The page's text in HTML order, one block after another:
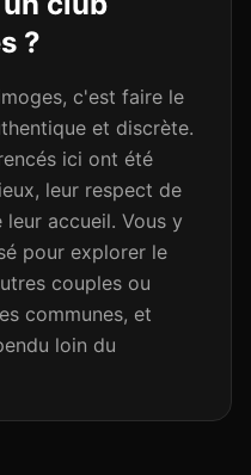
?
c'est faire le
et discrète.
ici ont été
leur respect de
accueil. Vous y
pour explorer le
couples ou
communes, et
loin du